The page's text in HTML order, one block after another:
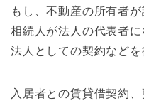
もし、不動産の所有者
相続人が法人の代表者に
法人としての契約などを
入居者との賃貸借契約